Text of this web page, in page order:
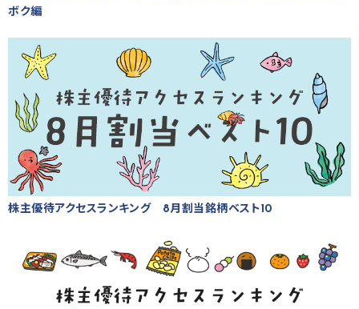
ボク編
株主優待アクセスランキング 8月割当銘柄ベスト10